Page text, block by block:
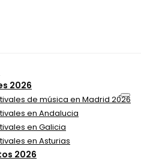
2026
de música en Madrid 2026
en Andalucia
en Galicia
en Asturias
2026